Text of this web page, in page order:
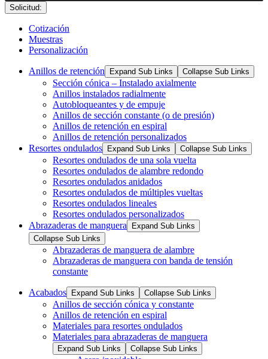
Solicitud:
Cotización
Muestras
Personalización
Anillos de retención Expand Sub Links Collapse Sub Links
Sección cónica – Instalado axialmente
Anillos instalados radialmente
Autobloqueantes y de empuje
Anillos de sección constante (o de presión)
Anillos de retención en espiral
Anillos de retención personalizados
Resortes ondulados
Expand Sub Links Collapse Sub Links
Resortes ondulados de una sola vuelta
Resortes ondulados de alambre redondo
Resortes ondulados anidados
Resortes ondulados de múltiples vueltas
Resortes ondulados lineales
Resortes ondulados personalizados
Abrazaderas de manguera
Expand Sub Links
Collapse Sub Links
Abrazaderas de manguera de alambre
Abrazaderas de manguera con banda de tensión
constante
Acabados Expand Sub Links Collapse Sub Links
Anillos de sección cónica y constante
Anillos de retención en espiral
Materiales para resortes ondulados
Materiales para abrazaderas de manguera
Expand Sub Links Collapse Sub Links